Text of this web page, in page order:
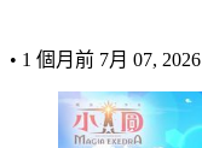
• 1 個月前 7月 07, 2026